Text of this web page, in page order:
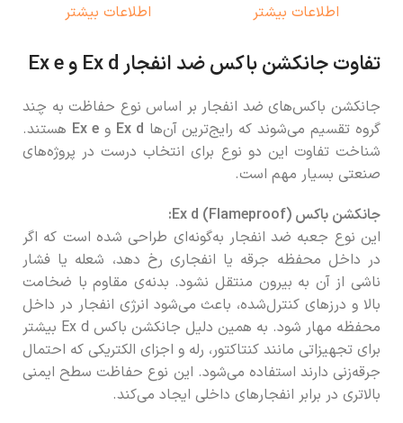
اطلاعات بیشتر اطلاعات بیشتر
تفاوت جانکشن باکس ضد انفجار Ex d و Ex e
جانکشن باکس‌های ضد انفجار بر اساس نوع حفاظت به چند
گروه تقسیم می‌شوند که رایج‌ترین آن‌ها Ex d وEx e هستند.
شناخت تفاوت این دو نوع برای انتخاب درست در پروژه‌های
صنعتی بسیار مهم است.
جانکشن باکس Ex d (Flameproof):
این نوع جعبه ضد انفجار به‌گونه‌ای طراحی شده است که اگر
در داخل محفظه جرقه یا انفجاری رخ دهد، شعله یا فشار
ناشی از آن به بیرون منتقل نشود. بدنه‌ی مقاوم با ضخامت
بالا و درزهای کنترل‌شده، باعث می‌شود انرژی انفجار در داخل
محفظه مهار شود. به همین دلیل جانکشن باکس Ex d بیشتر
برای تجهیزاتی مانند کنتاکتور، رله و اجزای الکتریکی که احتمال
جرقه‌زنی دارند استفاده می‌شود. این نوع حفاظت سطح ایمنی
بالاتری در برابر انفجارهای داخلی ایجاد می‌کند.